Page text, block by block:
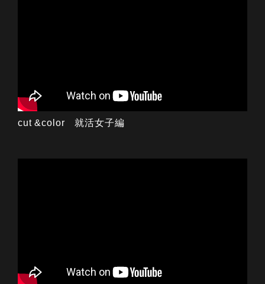
cut &color 就活女子編